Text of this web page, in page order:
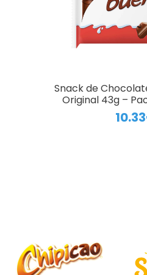
Snack de
Original 43g –